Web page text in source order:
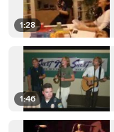
1:28
1:46